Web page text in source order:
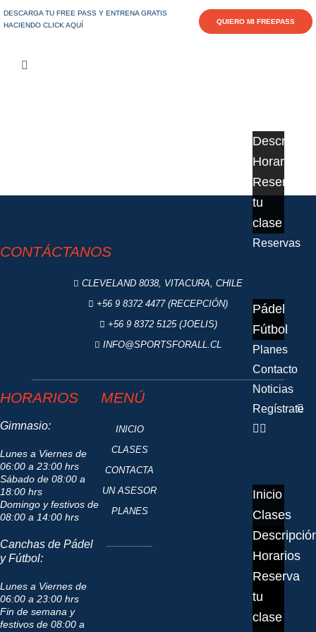
DESCARGA TU FREE PASS Y ENTRENA GRATIS
HACIENDO CLICK AQUÍ
QUIERO MI FREEPASS
Horarios
Reserva
tu
clase
Reservas
Pádel
Fútbol
Planes
Contacto
Noticias
Regístrate
Inicio
Clases
Horarios
Reserva
tu
clase
CONTÁCTANOS
CLEVELAND 8038, VITACURA, CHILE
+56 9 8372 4477 (RECEPCIÓN)
+56 9 8372 5125 (JOELIS)
INFO@SPORTSFORALL.CL
HORARIOS
Gimnasio:
Lunes a Viernes de
06:00 a 23:00 hrs
Sábado de 08:00 a
18:00 hrs
Domingo y festivos de
08:00 a 14:00 hrs
Canchas de Pádel
y Fútbol:
Lunes a Viernes de
06:00 a 23:00 hrs
Fin de semana y
festivos de 08:00 a
MENÚ
INICIO
CLASES
CONTACTA
UN ASESOR
PLANES